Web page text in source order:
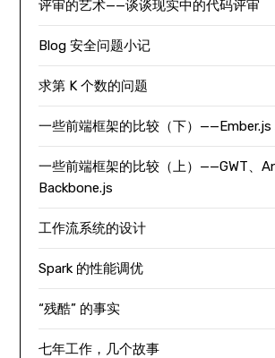
评审的艺术——谈谈现实中的代码评审
Blog 安全问题小记
求第 K 个数的问题
一些前端框架的比较（下）——Ember.js
一些前端框架的比较（上）——GWT、
Backbone.js
工作流系统的设计
Spark 的性能调优
“残酷” 的事实
七年工作，几个故事